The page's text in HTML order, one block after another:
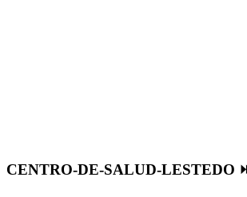
CENTRO-DE-SALUD-LESTEDO